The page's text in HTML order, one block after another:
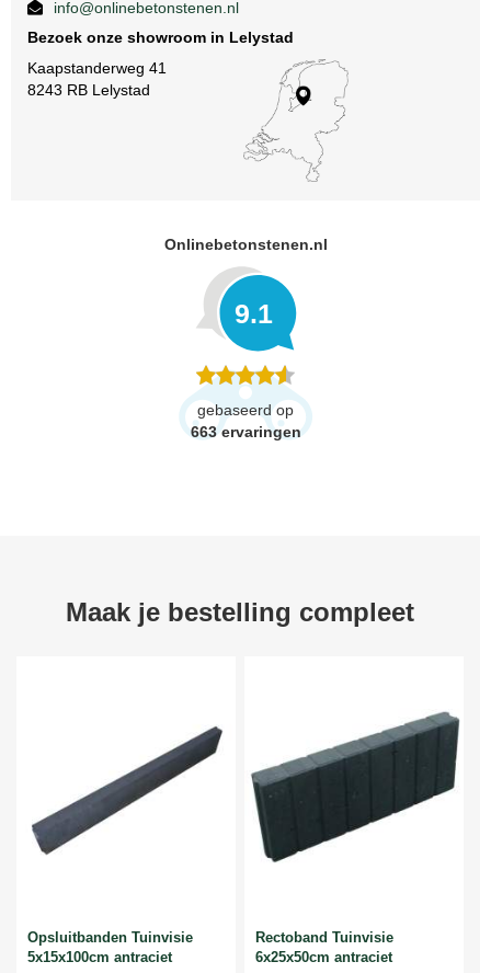
info@onlinebetonstenen.nl
Bezoek onze showroom in Lelystad
Kaapstanderweg 41
8243 RB Lelystad
Onlinebetonstenen.nl
9.1
gebaseerd op
663 ervaringen
Maak je bestelling compleet
Opsluitbanden Tuinvisie
5x15x100cm antraciet
Rectoband Tuinvisie
6x25x50cm antraciet